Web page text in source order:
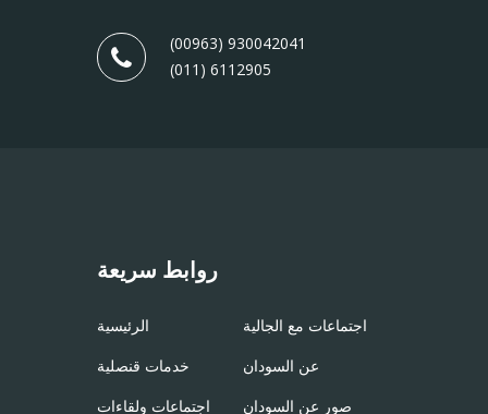
(00963) 930042041
(011) 6112905
روابط سريعة
الرئيسية
خدمات قنصلية
اجتماعات ولقاءات
اجتماعات مع الجالية
عن السودان
صور عن السودان